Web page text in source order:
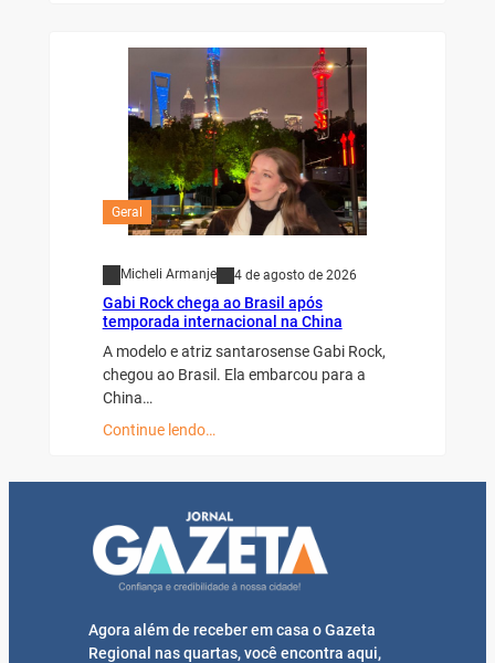
Geral
Micheli Armanje 4 de agosto de 2026
Gabi Rock chega ao Brasil após
temporada internacional na China
A modelo e atriz santarosense Gabi Rock,
chegou ao Brasil. Ela embarcou para a
China…
Continue lendo…
Agora além de receber em casa o Gazeta
Regional nas quartas, você encontra aqui,